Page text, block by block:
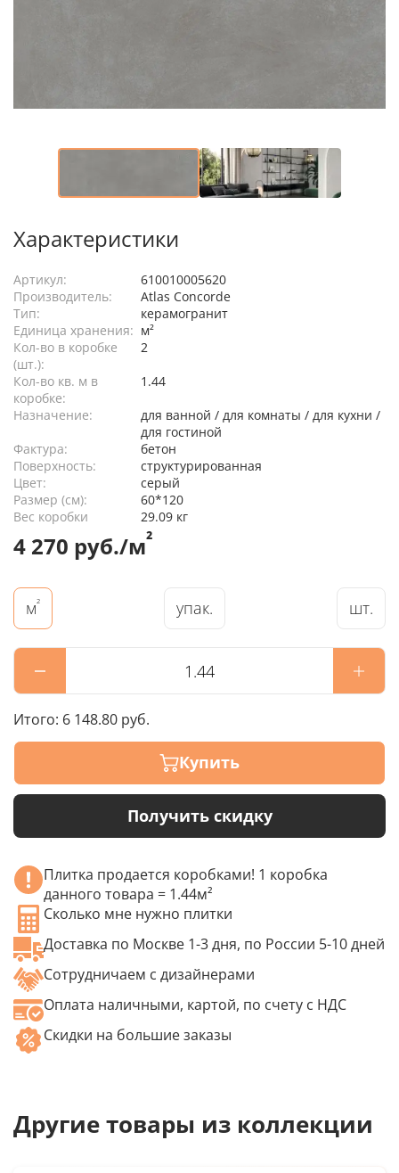
Характеристики
Артикул:
610010005620
Производитель:
Atlas Concorde
Тип:
керамогранит
Единица хранения: м²
Кол-во в коробке
(шт.):
2
Кол-во кв. м в
коробке:
1.44
Назначение:
для ванной / для комнаты / для кухни /
для гостиной
Фактура:
бетон
Поверхность:
структурированная
Цвет:
серый
Размер (см):
60*120
Вес коробки
29.09 кг
4 270 руб./м²
м² упак. шт.
Итого: 6 148.80 руб.
Купить
Получить скидку
Плитка продается коробками! 1 коробка
данного товара = 1.44м²
Сколько мне нужно плитки
Доставка по Москве 1-3 дня, по России 5-10 дней
Сотрудничаем с дизайнерами
Оплата наличными, картой, по счету с НДС
Скидки на большие заказы
Другие товары из коллекции